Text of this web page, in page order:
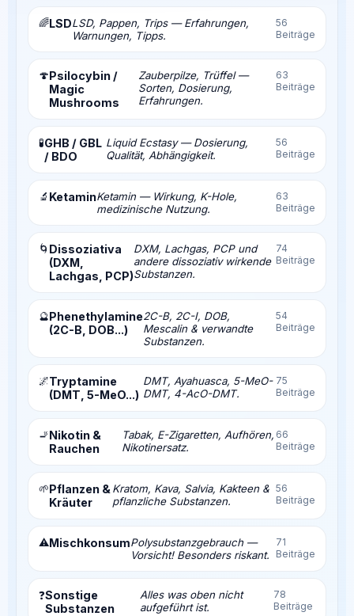
🌈LSDLSD, Pappen, Trips — Erfahrungen,
Warnungen, Tipps.
56
Beiträge
🍄Psilocybin /
Magic
Mushrooms
Zauberpilze, Trüffel —
Sorten, Dosierung,
Erfahrungen.
63
Beiträge
🧪GHB / GBL
/ BDO
Liquid Ecstasy — Dosierung,
Qualität, Abhängigkeit.
56
Beiträge
🔬 KetaminKetamin — Wirkung, K-Hole,
medizinische Nutzung.
63
Beiträge
🌀 Dissoziativa
(DXM,
Lachgas, PCP)
DXM, Lachgas, PCP und
andere dissoziativ wirkende
Substanzen.
74
Beiträge
🔮Phenethylamine
(2C-B, DOB...)
2C-B, 2C-I, DOB,
Mescalin & verwandte
Substanzen.
54
Beiträge
🌌Tryptamine
(DMT, 5-MeO...)
DMT, Ayahuasca, 5-MeO-
DMT, 4-AcO-DMT.
75
Beiträge
🚬Nikotin &
Rauchen
Tabak, E-Zigaretten, Aufhören,
Nikotinersatz.
66
Beiträge
🌱Pflanzen &
Kräuter
Kratom, Kava, Salvia, Kakteen &
pflanzliche Substanzen.
56
Beiträge
⚠️MischkonsumPolysubstanzgebrauch —
Vorsicht! Besonders riskant.
71
Beiträge
❓Sonstige
Substanzen
Alles was oben nicht
aufgeführt ist.
78
Beiträge